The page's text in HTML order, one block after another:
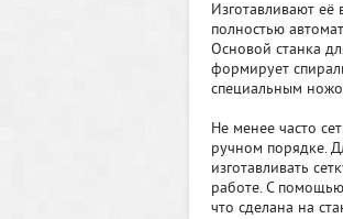
Изготавливают её
полностью
Основой станка
формирует
специальным
Не менее часто
ручном порядке.
изготавливать
работе. С помощью
что сделана на